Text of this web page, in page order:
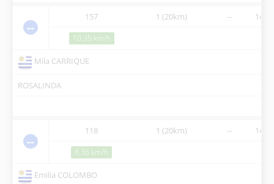
--
157 1 (20km) --
10,35 km/h
Mila CARRIQUE
ROSALINDA
--
118 1 (20km) --
8,36 km/h
Emilia COLOMBO